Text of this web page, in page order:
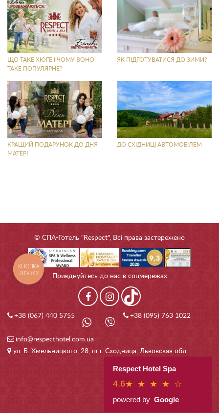
ЩО ТАКЕ ХЮҐЕ І ЧОМУ ВОНО
ТАКЕ ПОПУЛЯРНЕ?
ЯК ПІДГОТУВАТИСЯ ДО ЗИМИ?
КРАЩИЙ ПОДАРУНОК ДО ДНЯ
МАТЕРІ
ДО СХІДНИЦІ АВТОМОБІЛЕМ
© СПА-Готель "Respect", Всі права застережено
Приєднуйтесь до нас в соцмережах
+38 (067) 440 5755 +38 (095) 763 1022
info@respecthotel.com.ua
ул. Б. Хмельницкого, 28, пгт. Сходница, Львовская обл.
Respect Hotel Spa
4.6★ ★ ★ ★ ☆
powered by Google
КНОПКА
ЗВ'ЯЗКУ